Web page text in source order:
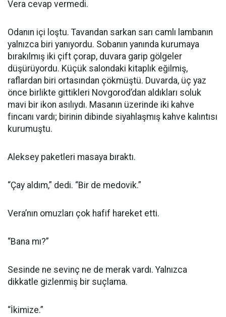
Vera cevap vermedi.
Odanın içi loştu. Tavandan sarkan sarı camlı lambanın
yalnızca biri yanıyordu. Sobanın yanında kurumaya
bırakılmış iki çift çorap, duvara garip gölgeler
düşürüyordu. Küçük salondaki kitaplık eğilmiş,
raflardan biri ortasından çökmüştü. Duvarda, üç yaz
önce birlikte gittikleri Novgorod’dan aldıkları soluk
mavi bir ikon asılıydı. Masanın üzerinde iki kahve
fincanı vardı; birinin dibinde siyahlaşmış kahve kalıntısı
kurumuştu.
Aleksey paketleri masaya bıraktı.
“Çay aldım,” dedi. “Bir de medovik.”
Vera’nın omuzları çok hafif hareket etti.
“Bana mı?”
Sesinde ne sevinç ne de merak vardı. Yalnızca
dikkatle gizlenmiş bir suçlama.
“İkimize.”